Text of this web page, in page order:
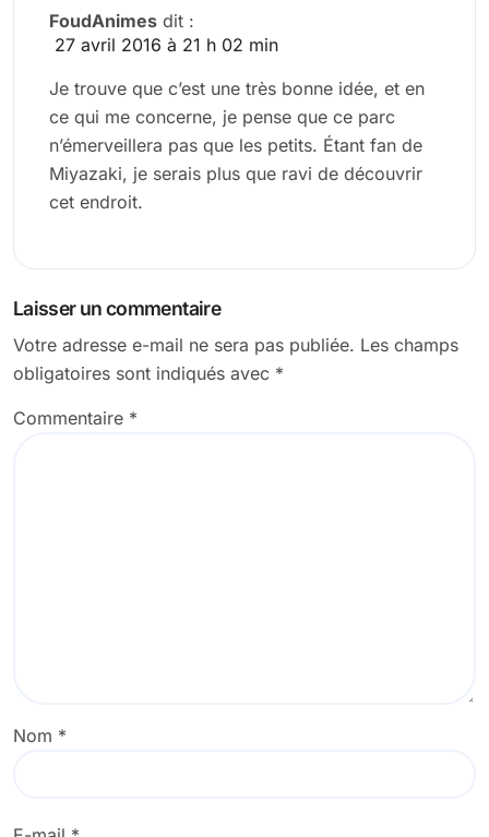
FoudAnimes dit :
27 avril 2016 à 21 h 02 min
Je trouve que c’est une très bonne idée, et en
ce qui me concerne, je pense que ce parc
n’émerveillera pas que les petits. Étant fan de
Miyazaki, je serais plus que ravi de découvrir
cet endroit.
Laisser un commentaire
Votre adresse e-mail ne sera pas publiée. Les champs
obligatoires sont indiqués avec *
Commentaire *
Nom *